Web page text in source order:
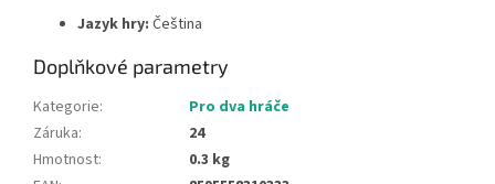
Jazyk hry: Čeština
Doplňkové parametry
Kategorie:
Pro dva hráče
Záruka:
24
Hmotnost:
0.3 kg